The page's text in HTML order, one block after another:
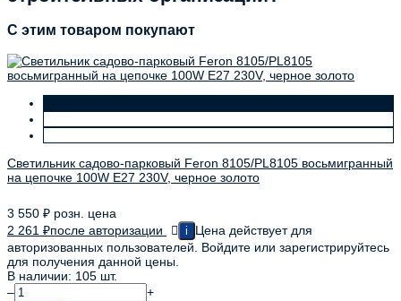
C этим товаром покупают
Светильник садово-парковый Feron 8105/PL8105 восьмигранный
на цепочке 100W E27 230V, черное золото
3 550 ₽ розн. цена
2 261 ₽после авторизации i
Цена действует для
авторизованных пользователей. Войдите или зарегистрируйтесь
для получения данной цены.
В наличии: 105 шт.
–
+